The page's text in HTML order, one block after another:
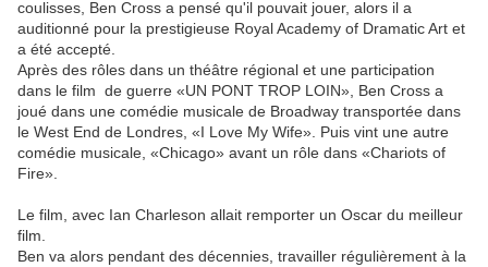
coulisses, Ben Cross a pensé qu'il pouvait jouer, alors il a
auditionné pour la prestigieuse Royal Academy of Dramatic Art et
a été accepté.
Après des rôles dans un théâtre régional et une participation
dans le film de guerre «UN PONT TROP LOIN», Ben Cross a
joué dans une comédie musicale de Broadway transportée dans
le West End de Londres, «I Love My Wife». Puis vint une autre
comédie musicale, «Chicago» avant un rôle dans «Chariots of
Fire».
Le film, avec Ian Charleson allait remporter un Oscar du meilleur
film.
Ben va alors pendant des décennies, travailler régulièrement à la